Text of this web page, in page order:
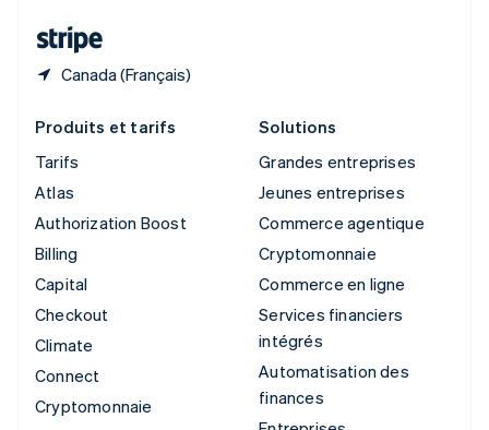
Canada (Français)
Produits et tarifs
Tarifs
Atlas
Authorization Boost
Billing
Capital
Checkout
Climate
Connect
Cryptomonnaie
Solutions
Grandes entreprises
Jeunes entreprises
Commerce agentique
Cryptomonnaie
Commerce en ligne
Services financiers
intégrés
Automatisation des
finances